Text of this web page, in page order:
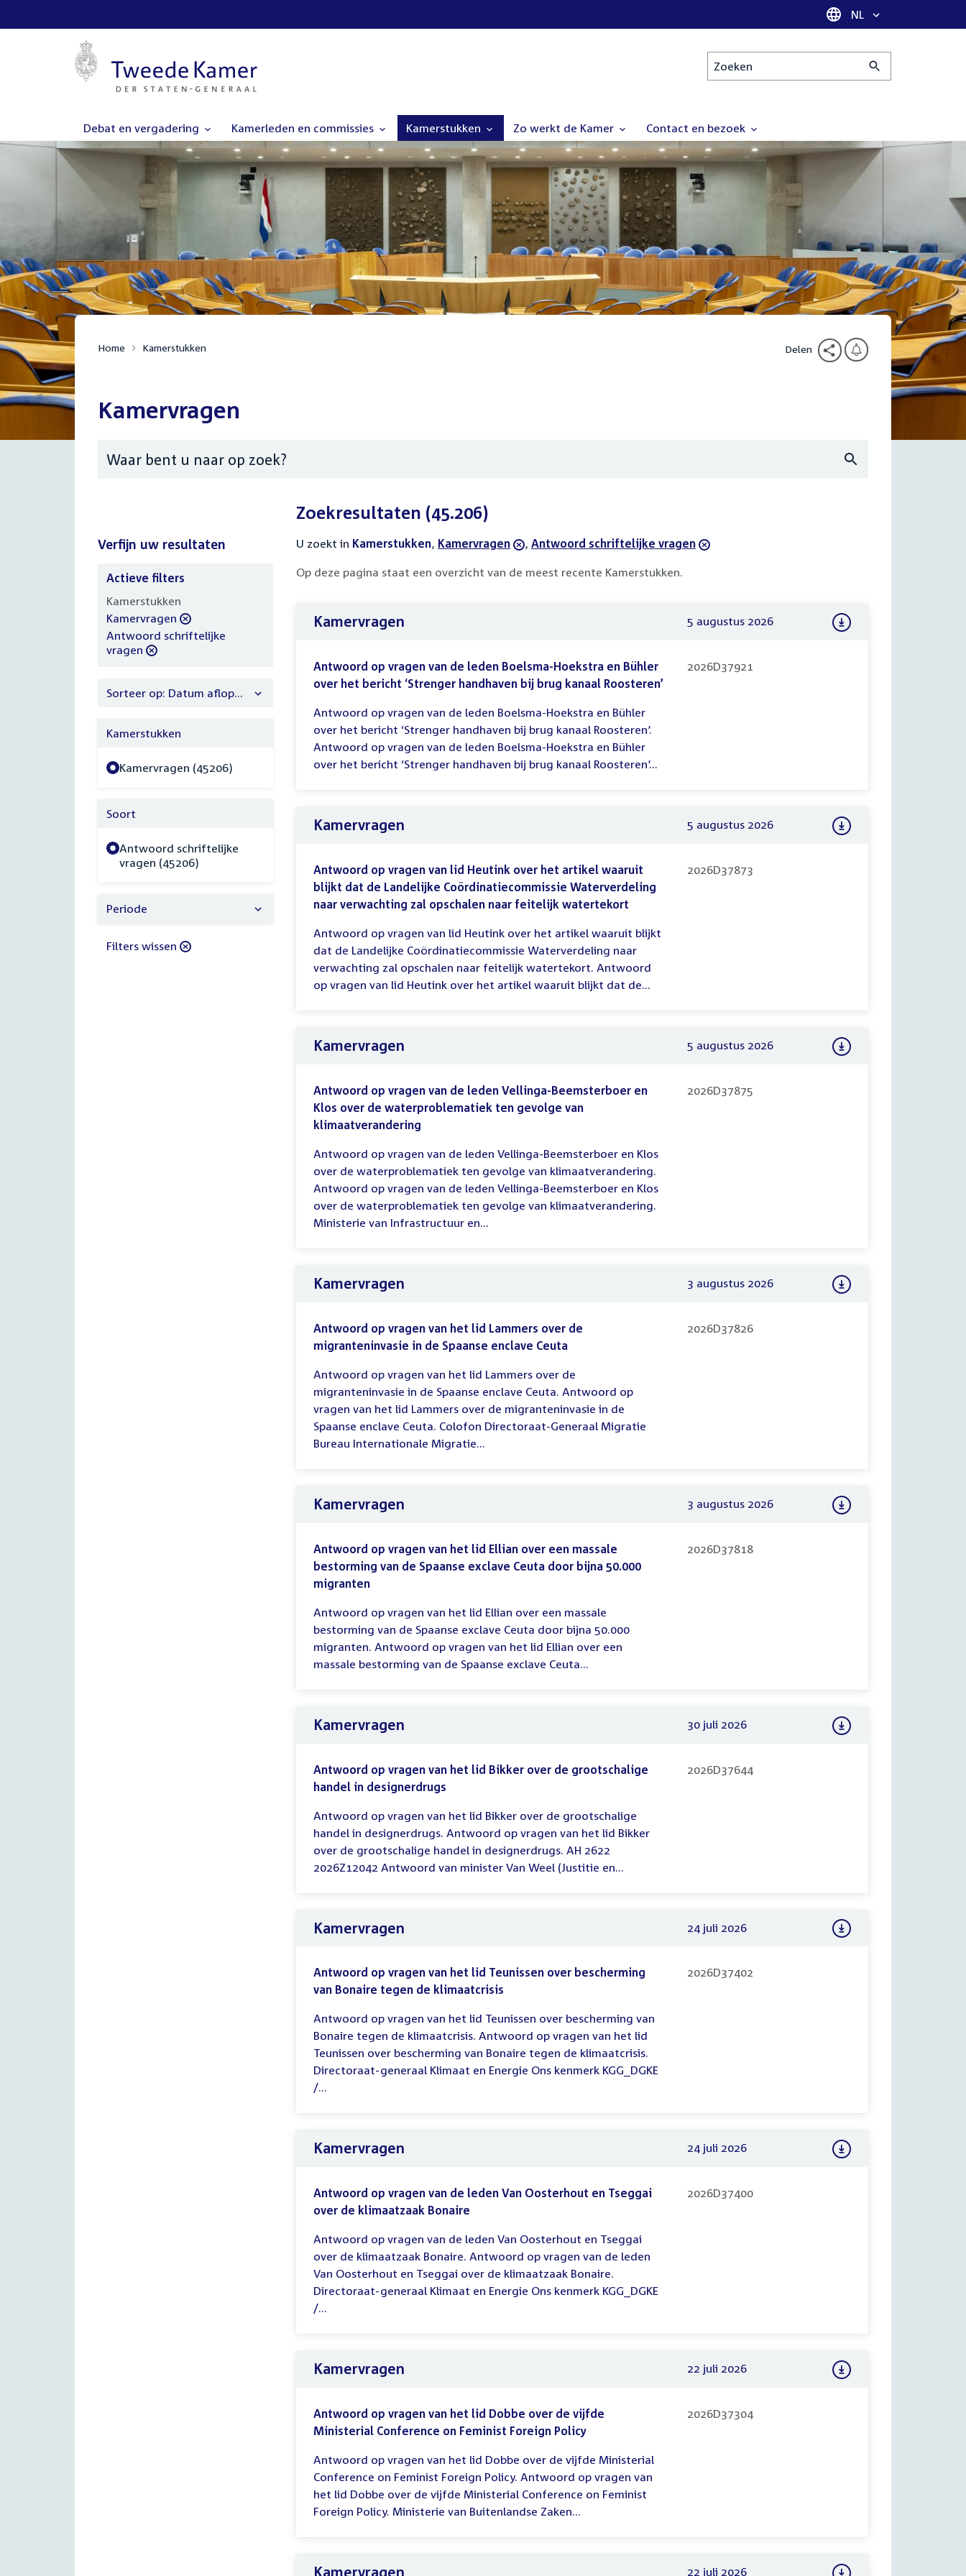
Taal selectie
NL
Zoeken
Debat en vergadering Kamerleden en commissies Kamerstukken Zo werkt de Kamer Contact en bezoek
Home Kamerstukken Delen
Kamervragen
Zoeken
Zoekresultaten (45.206)
U zoekt in actieve
Kamerstukken, verwijder
Kamervragen , verwijder
Antwoord schriftelijke vragen
Verfijn uw resultaten
Op deze pagina staat een overzicht van de meest recente Kamerstukken.
Kamervragen 5 augustus 2026
Antwoord op vragen van de leden Boelsma-Hoekstra en Bühler
over het bericht ‘Strenger handhaven bij brug kanaal Roosteren’
Antwoord op vragen van de leden Boelsma-Hoekstra en Bühler
over het bericht ‘Strenger handhaven bij brug kanaal Roosteren’.
Antwoord op vragen van de leden Boelsma-Hoekstra en Bühler
over het bericht ‘Strenger handhaven bij brug kanaal Roosteren’...
2026D37921
Kamervragen 5 augustus 2026
Antwoord op vragen van lid Heutink over het artikel waaruit
blijkt dat de Landelijke Coördinatiecommissie Waterverdeling
naar verwachting zal opschalen naar feitelijk watertekort
Antwoord op vragen van lid Heutink over het artikel waaruit blijkt
dat de Landelijke Coördinatiecommissie Waterverdeling naar
verwachting zal opschalen naar feitelijk watertekort. Antwoord
op vragen van lid Heutink over het artikel waaruit blijkt dat de...
2026D37873
Kamervragen 5 augustus 2026
Antwoord op vragen van de leden Vellinga-Beemsterboer en
Klos over de waterproblematiek ten gevolge van
klimaatverandering
Antwoord op vragen van de leden Vellinga-Beemsterboer en Klos
over de waterproblematiek ten gevolge van klimaatverandering.
Antwoord op vragen van de leden Vellinga-Beemsterboer en Klos
over de waterproblematiek ten gevolge van klimaatverandering.
Ministerie van Infrastructuur en...
2026D37875
Kamervragen 3 augustus 2026
Antwoord op vragen van het lid Lammers over de
migranteninvasie in de Spaanse enclave Ceuta
Antwoord op vragen van het lid Lammers over de
migranteninvasie in de Spaanse enclave Ceuta. Antwoord op
vragen van het lid Lammers over de migranteninvasie in de
Spaanse enclave Ceuta. Colofon Directoraat-Generaal Migratie
Bureau Internationale Migratie...
2026D37826
Kamervragen 3 augustus 2026
Antwoord op vragen van het lid Ellian over een massale
bestorming van de Spaanse exclave Ceuta door bijna 50.000
migranten
Antwoord op vragen van het lid Ellian over een massale
bestorming van de Spaanse exclave Ceuta door bijna 50.000
migranten. Antwoord op vragen van het lid Ellian over een
massale bestorming van de Spaanse exclave Ceuta...
2026D37818
Kamervragen 30 juli 2026
Antwoord op vragen van het lid Bikker over de grootschalige
handel in designerdrugs
Antwoord op vragen van het lid Bikker over de grootschalige
handel in designerdrugs. Antwoord op vragen van het lid Bikker
over de grootschalige handel in designerdrugs. AH 2622
2026Z12042 Antwoord van minister Van Weel (Justitie en...
2026D37644
Kamervragen 24 juli 2026
Antwoord op vragen van het lid Teunissen over bescherming
van Bonaire tegen de klimaatcrisis
Antwoord op vragen van het lid Teunissen over bescherming van
Bonaire tegen de klimaatcrisis. Antwoord op vragen van het lid
Teunissen over bescherming van Bonaire tegen de klimaatcrisis.
Directoraat-generaal Klimaat en Energie Ons kenmerk KGG_DGKE
/...
2026D37402
Kamervragen 24 juli 2026
Antwoord op vragen van de leden Van Oosterhout en Tseggai
over de klimaatzaak Bonaire
Antwoord op vragen van de leden Van Oosterhout en Tseggai
over de klimaatzaak Bonaire. Antwoord op vragen van de leden
Van Oosterhout en Tseggai over de klimaatzaak Bonaire.
Directoraat-generaal Klimaat en Energie Ons kenmerk KGG_DGKE
/...
2026D37400
Kamervragen 22 juli 2026
Antwoord op vragen van het lid Dobbe over de vijfde
Ministerial Conference on Feminist Foreign Policy
Antwoord op vragen van het lid Dobbe over de vijfde Ministerial
Conference on Feminist Foreign Policy. Antwoord op vragen van
het lid Dobbe over de vijfde Ministerial Conference on Feminist
Foreign Policy. Ministerie van Buitenlandse Zaken...
2026D37304
Kamervragen 22 juli 2026
Verfijn
uw
resultaten
Actieve filters
Kamerstukken
verwijder
filter
Kamervragen
verwijder
filter
Antwoord schriftelijke
vragen
Sorteer op: Datum aflopend
Kamerstukken
Kamervragen (45206)
Soort
Antwoord schriftelijke
vragen (45206)
Periode
Filters wissen